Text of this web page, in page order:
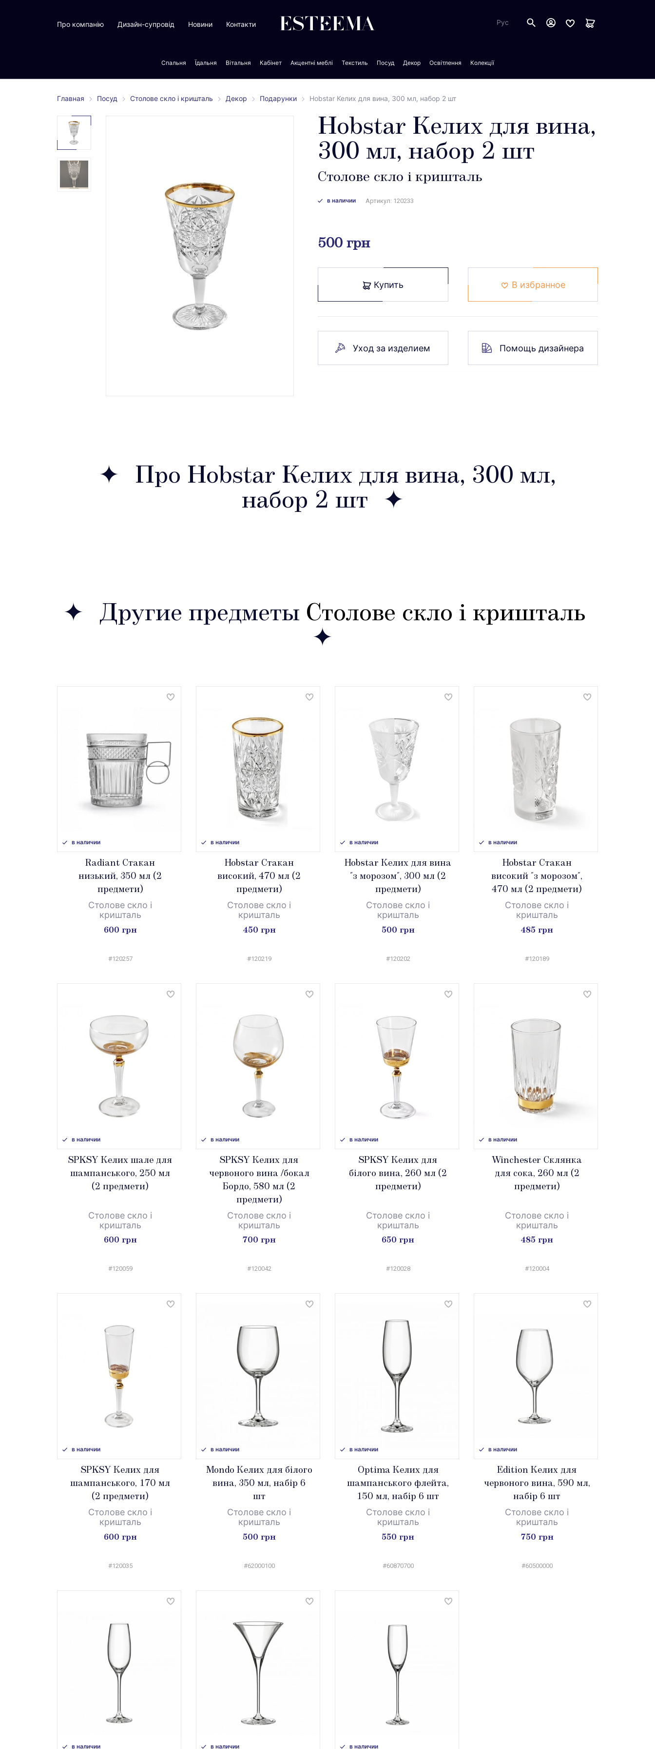
Про компанію Дизайн-супровід Новини Контакти Рус
Спальня Їдальня Вітальня Кабінет Акцентні меблі Текстиль Посуд Декор Освітлення Колекції
Главная Посуд Столове скло і кришталь Декор Подарунки Hobstar Келих для вина, 300 мл, набор 2 шт
Hobstar Келих для вина,
300 мл, набор 2 шт
Столове скло і кришталь
в наличии Артикул: 120233
500 грн
Купить В избранное
Уход за изделием Помощь дизайнера
Про Hobstar Келих для вина, 300 мл,
набор 2 шт
Другие предметы Столове скло і кришталь
в наличии
Radiant Стакан
низький, 350 мл (2
предмети)
Столове скло і
кришталь
600 грн
#120257
в наличии
Hobstar Стакан
високий, 470 мл (2
предмети)
Столове скло і
кришталь
450 грн
#120219
в наличии
Hobstar Келих для вина
"з морозом", 300 мл (2
предмети)
Столове скло і
кришталь
500 грн
#120202
в наличии
Hobstar Стакан
високий "з морозом",
470 мл (2 предмети)
Столове скло і
кришталь
485 грн
#120189
в наличии
SPKSY Келих шале для
шампанського, 250 мл
(2 предмети)
Столове скло і
кришталь
600 грн
#120059
в наличии
SPKSY Келих для
червоного вина /бокал
Бордо, 580 мл (2
предмети)
Столове скло і
кришталь
700 грн
#120042
в наличии
SPKSY Келих для
білого вина, 260 мл (2
предмети)
Столове скло і
кришталь
650 грн
#120028
в наличии
Winchester Склянка
для сока, 260 мл (2
предмети)
Столове скло і
кришталь
485 грн
#120004
в наличии
SPKSY Келих для
шампанського, 170 мл
(2 предмети)
Столове скло і
кришталь
600 грн
#120035
в наличии
Mondo Келих для білого
вина, 350 мл, набір 6
шт
Столове скло і
кришталь
500 грн
#62000100
в наличии
Optima Келих для
шампанського флейта,
150 мл, набір 6 шт
Столове скло і
кришталь
550 грн
#60870700
в наличии
Edition Келих для
червоного вина, 590 мл,
набір 6 шт
Столове скло і
кришталь
750 грн
#60500000
в наличии в наличии в наличии